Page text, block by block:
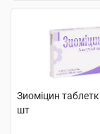
Зиоміцин
шт